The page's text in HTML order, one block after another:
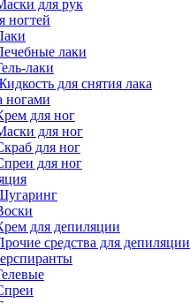
для рук
ногтей
лаки
лаки
для снятия лака
ногами
для ног
для ног
для ног
для ног
для депиляции
средства для депиляции